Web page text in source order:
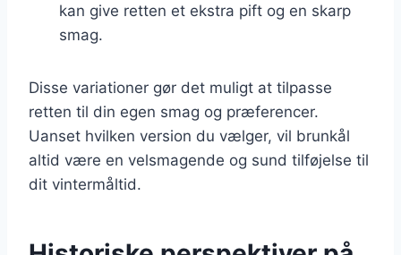
kan give retten et ekstra pift og en skarp
smag.
Disse variationer gør det muligt at tilpasse
retten til din egen smag og præferencer.
Uanset hvilken version du vælger, vil brunkål
altid være en velsmagende og sund tilføjelse til
dit vintermåltid.